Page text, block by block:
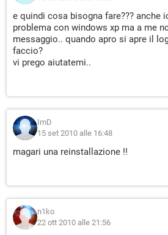
e quindi cosa bisogna fare??? anche
problema con windows xp ma a me
messaggio.. quando apro si apre il
faccio?
vi prego aiutatemi..
ImD
15 set 2010 alle 16:48
magari una reinstallazione !!
n1ko
22 ott 2010 alle 21:56